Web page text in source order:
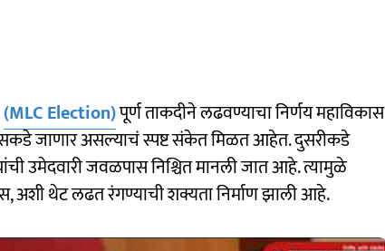
(MLC Election)पूर्ण ताकदीने लढवण्याचा निर्णय महाविकास
जाणार असल्याचं स्पष्ट संकेत मिळत आहेत. दुसरीकडे
उमेदवारी जवळपास निश्चित मानली जात आहे. त्यामुळे
अशी थेट लढत रंगण्याची शक्यता निर्माण झाली आहे.